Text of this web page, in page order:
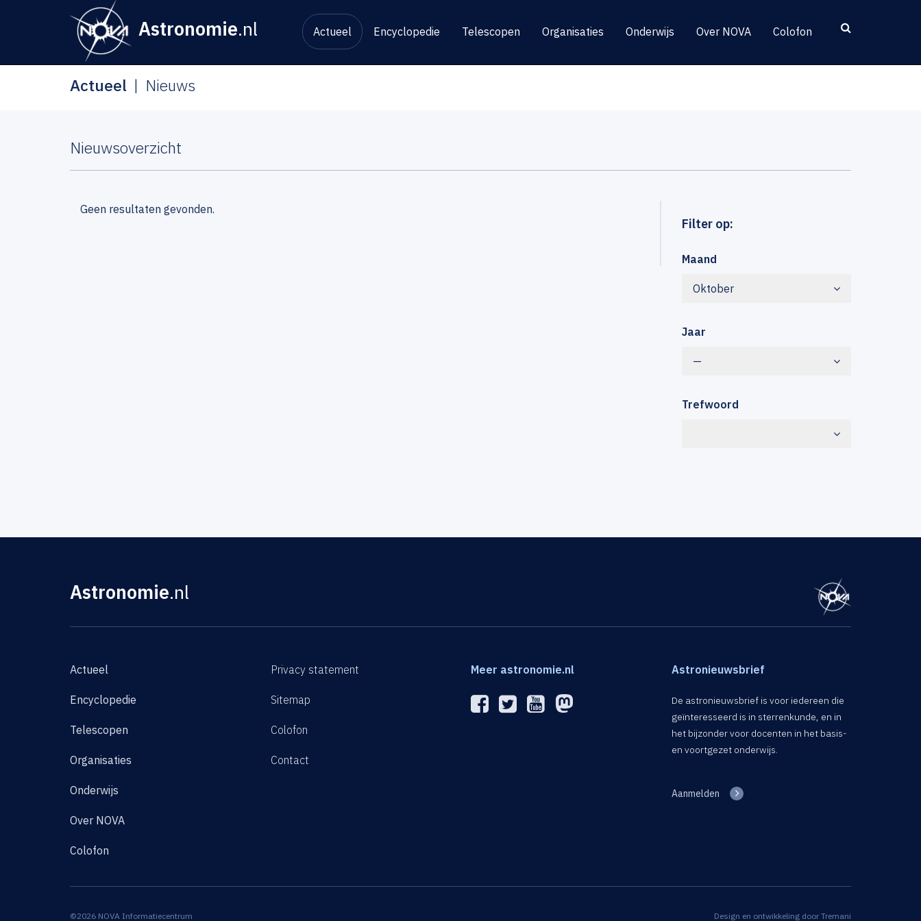
Astronomie.nl Actueel Encyclopedie Telescopen Organisaties Onderwijs Over NOVA Colofon
Actueel Nieuws
Nieuwsoverzicht
Filter op:
Maand
Oktober
Jaar
—
Trefwoord
Geen resultaten gevonden.
Astronomie.nl
Actueel
Encyclopedie
Telescopen
Organisaties
Onderwijs
Over NOVA
Colofon
Privacy statement
Sitemap
Colofon
Contact
Meer astronomie.nl Astronieuwsbrief
De astronieuwsbrief is voor iedereen die
geïnteresseerd is in sterrenkunde, en in
het bijzonder voor docenten in het basis-
en voortgezet onderwijs.
Aanmelden
©2026 NOVA Informatiecentrum Design en ontwikkeling door Tremani